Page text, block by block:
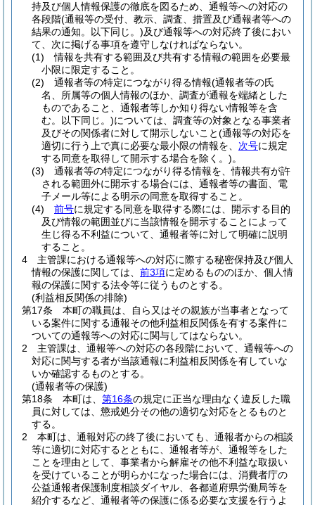
持及び個人情報保護の徹底を図るため、通報等への対応の
各段階(通報等の受付、教示、調査、措置及び通報者等への
結果の通知。以下同じ。)及び通報等への対応終了後におい
て、次に掲げる事項を遵守しなければならない。
(1)
情報を共有する範囲及び共有する情報の範囲を必要最
小限に限定すること。
(2)
通報者等の特定につながり得る情報(通報者等の氏
名、所属等の個人情報のほか、調査が通報を端緒とした
ものであること、通報者等しか知り得ない情報等を含
む。以下同じ。)については、調査等の対象となる事業者
及びその関係者に対して開示しないこと(通報等の対応を
適切に行う上で真に必要な最小限の情報を、 次号に規定
する同意を取得して開示する場合を除く。)。
(3)
通報者等の特定につながり得る情報を、情報共有が許
される範囲外に開示する場合には、通報者等の書面、電
子メール等による明示の同意を取得すること。
(4)
前号に規定する同意を取得する際には、開示する目的
及び情報の範囲並びに当該情報を開示することによって
生じ得る不利益について、通報者等に対して明確に説明
すること。
4
主管課における通報等への対応に際する秘密保持及び個人
情報の保護に関しては、 前3項に定めるもののほか、個人情
報の保護に関する法令等に従うものとする。
(利益相反関係の排除)
第17条
本町の職員は、自ら又はその親族が当事者となって
いる案件に関する通報その他利益相反関係を有する案件に
ついての通報等への対応に関与してはならない。
2
主管課は、通報等への対応の各段階において、通報等への
対応に関与する者が当該通報に利益相反関係を有していな
いか確認するものとする。
(通報者等の保護)
第18条
本町は、 第16条の規定に正当な理由なく違反した職
員に対しては、懲戒処分その他の適切な対応をとるものと
する。
2
本町は、通報対応の終了後においても、通報者からの相談
等に適切に対応するとともに、通報者等が、通報等をした
ことを理由として、事業者から解雇その他不利益な取扱い
を受けていることが明らかになった場合には、消費者庁の
公益通報者保護制度相談ダイヤル、各都道府県労働局等を
紹介するなど、通報者等の保護に係る必要な支援を行うよ